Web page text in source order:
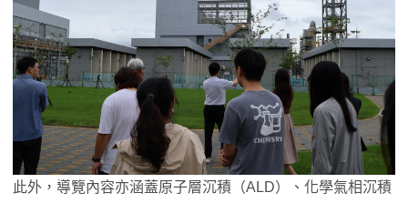
此外，導覽內容亦涵蓋原子層沉積（ALD）、化學氣相沉積